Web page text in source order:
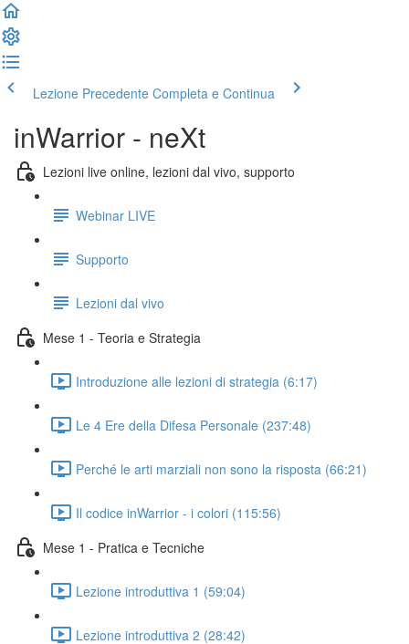
Lezione Precedente Completa e Continua
inWarrior - neXt
Lezioni live online, lezioni dal vivo, supporto
Webinar LIVE
Supporto
Lezioni dal vivo
Mese 1 - Teoria e Strategia
Introduzione alle lezioni di strategia (6:17)
Le 4 Ere della Difesa Personale (237:48)
Perché le arti marziali non sono la risposta (66:21)
Il codice inWarrior - i colori (115:56)
Mese 1 - Pratica e Tecniche
Lezione introduttiva 1 (59:04)
Lezione introduttiva 2 (28:42)